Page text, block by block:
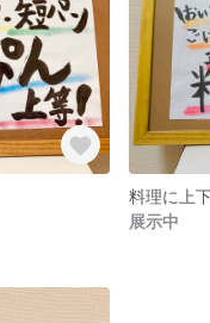
料理に上
展示中